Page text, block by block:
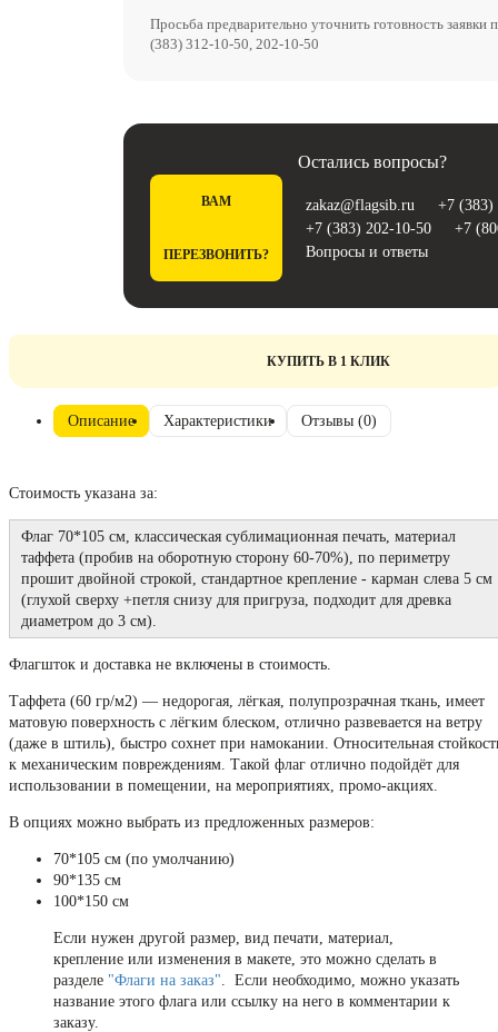
Просьба предварительно уточнить готовность заявки
(383) 312-10-50, 202-10-50
Остались вопросы?
ВАМ
ПЕРЕЗВОНИТЬ?
zakaz@flagsib.ru
+7 (383)
+7 (383) 202-10-50
+7
Вопросы и ответы
КУПИТЬ В 1 КЛИК
Описание Характеристики Отзывы (0)
Стоимость указана за:
Флаг 70*105 см, классическая сублимационная печать, материал
таффета (пробив на оборотную сторону 60-70%), по периметру
прошит двойной строкой, стандартное крепление - карман слева 5 см
(глухой сверху +петля снизу для пригруза, подходит для древка
диаметром до 3 см).
Флагшток и доставка не включены в стоимость.
Таффета (60 гр/м2) — недорогая, лёгкая, полупрозрачная ткань, имеет
матовую поверхность с лёгким блеском, отлично развевается на ветру
(даже в штиль), быстро сохнет при намокании. Относительная
к механическим повреждениям. Такой флаг отлично подойдёт для
использовании в помещении, на мероприятиях, промо-акциях.
В опциях можно выбрать из предложенных размеров:
70*105 см (по умолчанию)
90*135 см
100*150 см
Если нужен другой размер, вид печати, материал,
крепление или изменения в макете, это можно сделать в
разделе "Флаги на заказ". Если необходимо, можно указать
название этого флага или ссылку на него в комментарии к
заказу.